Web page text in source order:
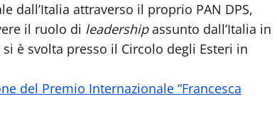
dall’Italia attraverso il proprio PAN DPS,
il ruolo di leadershipassunto dall’Italia in
è svolta presso il Circolo degli Esteri in
del Premio Internazionale “Francesca